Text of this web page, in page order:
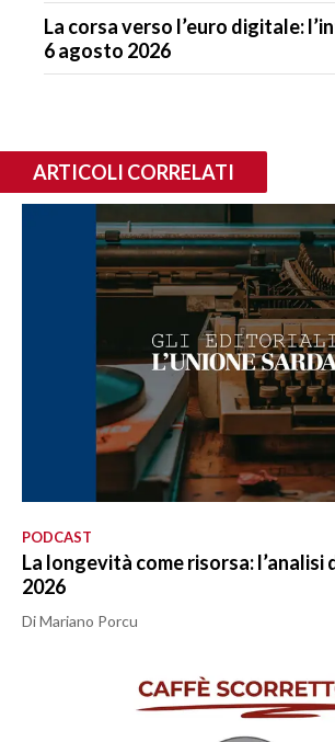
La corsa verso l’euro digitale:
6 agosto 2026
ARTICOLI CORRELATI
PODCAST
La longevità come risorsa: l’analisi
2026
Di Mariano Porcu